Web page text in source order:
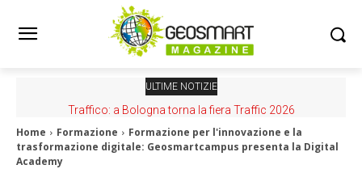
ULTIME NOTIZIE
Traffico: a Bologna torna la fiera Traffic 2026
Home Formazione
Formazione per l'innovazione e la
trasformazione digitale: Geosmartcampus presenta la Digital
Academy